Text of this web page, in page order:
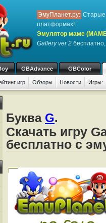
ЭмуПланет.ру: Старые
платформах!
Эмулятор маме
Gallery ver 2 бесплатно,
GBAdvance GBColor
игр Обзоры Новости Игры:
Буква G.
Скачать игру
бесплатно с